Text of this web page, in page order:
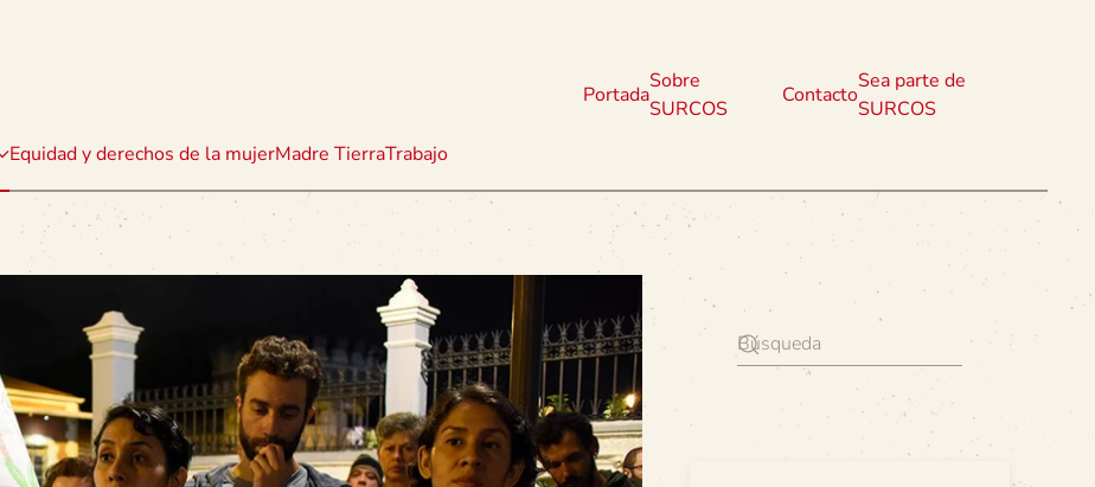
Equidad y derechos de la mujerMadre TierraTrabajo
Portada
Sobre
SURCOS
Contacto
Sea parte de
SURCOS